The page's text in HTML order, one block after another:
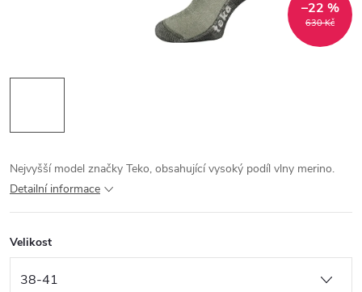
630 Kč
–22 %
Nejvyšší model značky Teko, obsahující vysoký podíl vlny merino.
Detailní informace
Velikost